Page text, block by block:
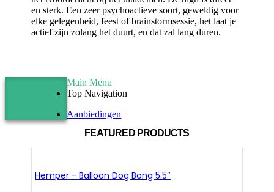
en sterk. Een zeer psychoactieve soort, geweldig voor
elke gelegenheid, feest of brainstormsessie, het laat je
actief zijn zolang het duurt, en dat zal lang duren.
FEATURED PRODUCTS
Hemper - Balloon Dog Bong 5.5″
Main Menu
Top Navigation
Aanbiedingen